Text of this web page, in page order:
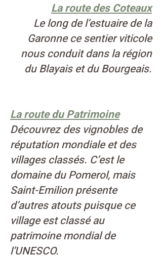
La route des Coteaux
Le long de l’estuaire de la
Garonne ce sentier viticole
nous conduit dans la région
du Blayais et du Bourgeais.
La route du Patrimoine
Découvrez des vignobles de
réputation mondiale et des
villages classés. C’est le
domaine du Pomerol, mais
Saint-Emilion présente
d’autres atouts puisque ce
village est classé au
patrimoine mondial de
l’UNESCO.